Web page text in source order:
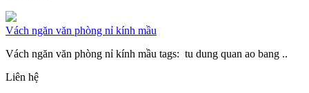
Vách ngăn văn phòng nỉ kính mầu
Vách ngăn văn phòng nỉ kính mầu tags: tu dung quan ao bang ..
Liên hệ